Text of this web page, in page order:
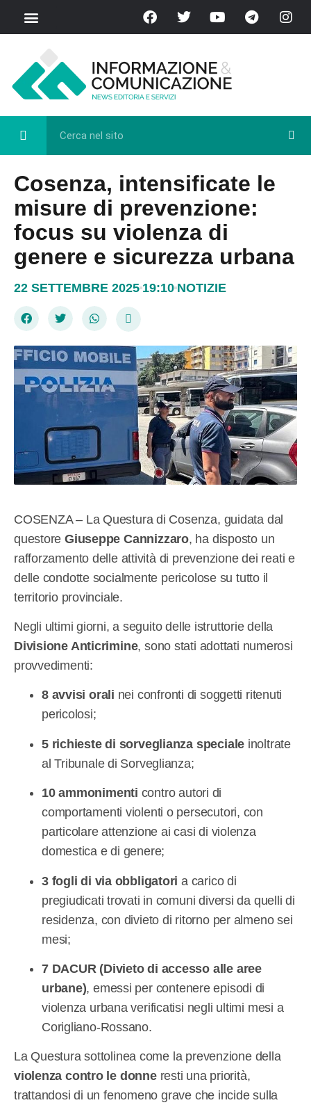
Cosenza, intensificate le
misure di prevenzione:
focus su violenza di
genere e sicurezza urbana
22 SETTEMBRE 2025 19:10 NOTIZIE
COSENZA – La Questura di Cosenza, guidata dal
questoreGiuseppe Cannizzaro, ha disposto un
rafforzamento delle attività di prevenzione dei reati e
delle condotte socialmente pericolose su tutto il
territorio provinciale.
Negli ultimi giorni, a seguito delle istruttorie della
Divisione Anticrimine, sono stati adottati numerosi
provvedimenti:
8 avvisi orali nei confronti di soggetti ritenuti
pericolosi;
5 richieste di sorveglianza speciale inoltrate
al Tribunale di Sorveglianza;
10 ammonimenti contro autori di
comportamenti violenti o persecutori, con
particolare attenzione ai casi di violenza
domestica e di genere;
3 fogli di via obbligatori a carico di
pregiudicati trovati in comuni diversi da quelli di
residenza, con divieto di ritorno per almeno sei
mesi;
7 DACUR (Divieto di accesso alle aree
urbane), emessi per contenere episodi di
violenza urbana verificatisi negli ultimi mesi a
Corigliano-Rossano.
La Questura sottolinea come la prevenzione della
violenza contro le donneresti una priorità,
trattandosi di un fenomeno grave che incide sulla